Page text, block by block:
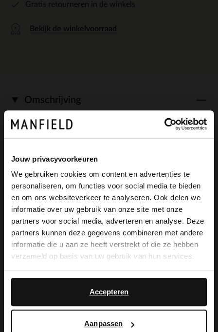
Jouw privacyvoorkeuren
We gebruiken cookies om content en advertenties te
personaliseren, om functies voor social media te bieden
en om ons websiteverkeer te analyseren. Ook delen we
informatie over uw gebruik van onze site met onze
partners voor social media, adverteren en analyse. Deze
partners kunnen deze gegevens combineren met andere
informatie die u aan ze heeft verstrekt of die ze hebben
verzameld op basis van uw gebruik van hun services.
Accepteren
Aanpassen
Gratis retourneren in de winkels
Bekijk de winkelvoorraad
Omschrijving
Zwarte leren chelsea boots van Manfield
met elastieken sluiting, platte hak van 3
cm en ronde neus. We adviseren als
verzorging en bescherming de Collonil
Carbon Pro.
Alles over dit product
Bezorgen & retour
×
View this website in English?
It looks like your language isn't Dutch. Would
you like to switch to English?
English